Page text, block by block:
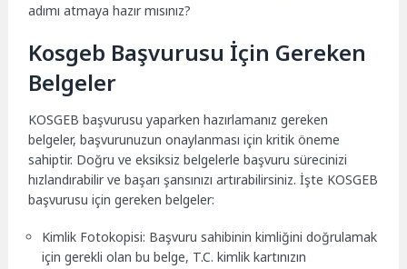
adımı atmaya hazır mısınız?
Kosgeb Başvurusu İçin Gereken
Belgeler
KOSGEB başvurusu yaparken hazırlamanız gereken
belgeler, başvurunuzun onaylanması için kritik öneme
sahiptir. Doğru ve eksiksiz belgelerle başvuru sürecinizi
hızlandırabilir ve başarı şansınızı artırabilirsiniz. İşte KOSGEB
başvurusu için gereken belgeler:
Kimlik Fotokopisi: Başvuru sahibinin kimliğini doğrulamak
için gerekli olan bu belge, T.C. kimlik kartınızın